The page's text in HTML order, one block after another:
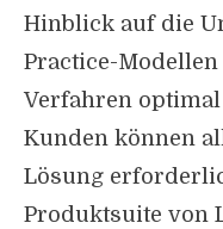
Hinblick auf die
Practice-
Verfahren
Kunden können
Lösung
Produktsuite von